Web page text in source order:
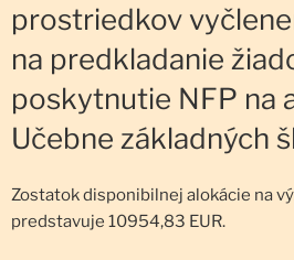
prostriedkov
na predkladanie
poskytnutie NFP na
Učebne základných
Zostatok disponibilnej alokácie na
predstavuje 10954,83 EUR.